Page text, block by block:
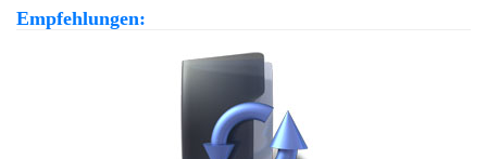
Empfehlungen: